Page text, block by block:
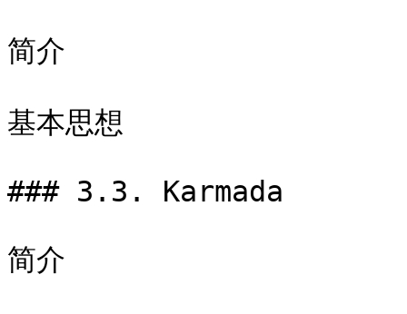
简介
基本思想
### 3.3. Karmada
简介